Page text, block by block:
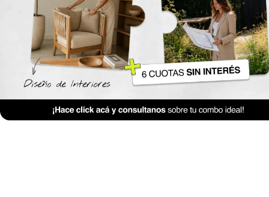
Anterior Clase
Clase 15
Materiales
Estilos decorativos